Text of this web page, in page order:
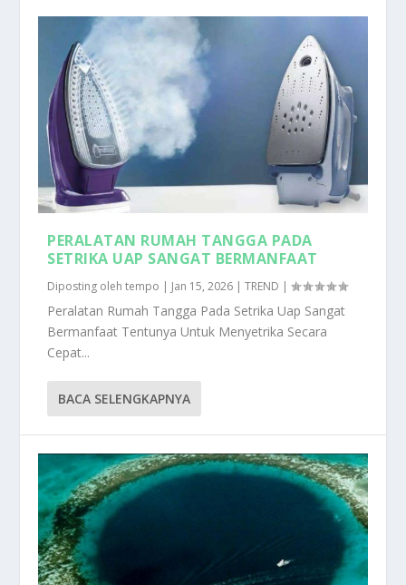
PERALATAN RUMAH TANGGA PADA
SETRIKA UAP SANGAT BERMANFAAT
Diposting olehtempo | Jan 15, 2026 |TREND |
Peralatan Rumah Tangga Pada Setrika Uap Sangat
Bermanfaat Tentunya Untuk Menyetrika Secara
Cepat...
BACA SELENGKAPNYA